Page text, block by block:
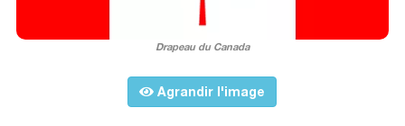
Drapeau du Canada
Agrandir l'image